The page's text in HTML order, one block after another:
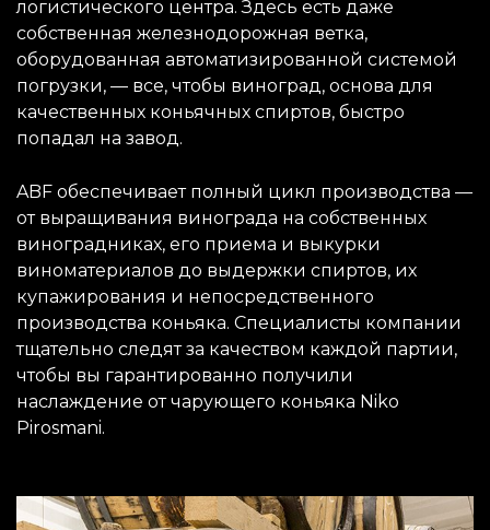
логистического центра. Здесь есть даже
собственная железнодорожная ветка,
оборудованная автоматизированной системой
погрузки, — все, чтобы виноград, основа для
качественных коньячных спиртов, быстро
попадал на завод.
ABF обеспечивает полный цикл производства —
от выращивания винограда на собственных
виноградниках, его приема и выкурки
виноматериалов до выдержки спиртов, их
купажирования и непосредственного
производства коньяка. Специалисты компании
тщательно следят за качеством каждой партии,
чтобы вы гарантированно получили
наслаждение от чарующего коньяка Niko
Pirosmani.